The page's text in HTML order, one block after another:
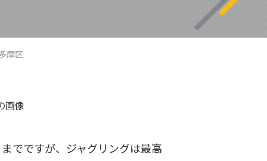
摩区
でですが、ジャグリングは最高